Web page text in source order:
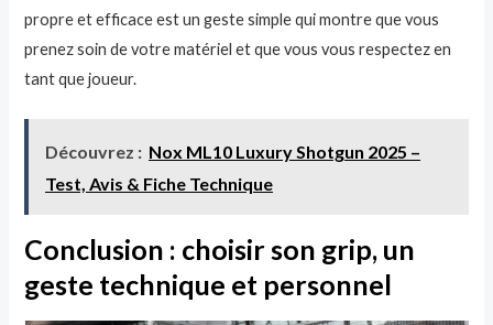
propre et efficace est un geste simple qui montre que vous
prenez soin de votre matériel et que vous vous respectez en
tant que joueur.
Découvrez : Nox ML10 Luxury Shotgun 2025 –
Test, Avis & Fiche Technique
Conclusion : choisir son grip, un
geste technique et personnel